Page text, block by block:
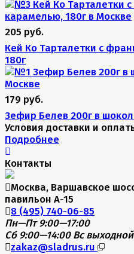
205 руб.
Кей Ко Тарталетки с
180г
179 руб.
Зефир Белев 200г в
Условия доставки и
Подробнее
Контакты
Москва, Варшавское
павильон А-15
8 (495) 740-06-85
Пн—Пт 9:00—17:00
Сб 9:00—14:00 Вс выходной
zakaz@sladrus.ru